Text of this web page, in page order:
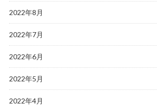
2022年8月
2022年7月
2022年6月
2022年5月
2022年4月